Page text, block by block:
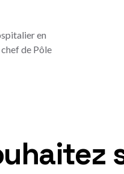
en
de Pôle